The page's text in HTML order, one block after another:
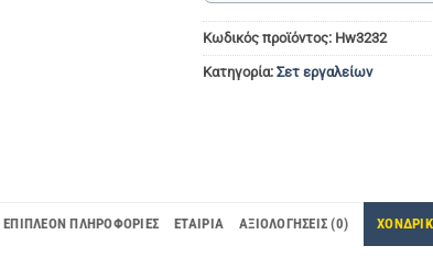
Κωδικός προϊόντος: Hw3232
Κατηγορία: Σετ εργαλείων
ΕΠΙΠΛΈΟΝ ΠΛΗΡΟΦΟΡΊΕΣ ΕΤΑΙΡΊΑ ΑΞΙΟΛΟΓΉΣΕΙΣ (0)